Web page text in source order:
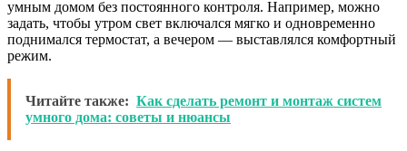
умным домом без постоянного контроля. Например, можно
задать, чтобы утром свет включался мягко и одновременно
поднимался термостат, а вечером — выставлялся комфортный
режим.
Читайте также: Как сделать ремонт и монтаж систем
умного дома: советы и нюансы